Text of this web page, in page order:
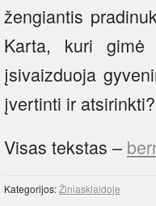
žengiantis
Karta, kuri gimė
įsivaizduoja
įvertinti ir atsirinkti?
Visas tekstas –
Kategorijos:Žiniasklaidoje